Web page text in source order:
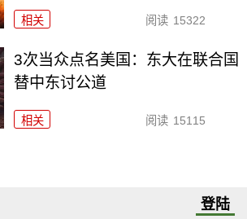
相关 阅读 15322
3次当众点名美国：东大在联合国
替中东讨公道
相关 阅读 15115
登陆